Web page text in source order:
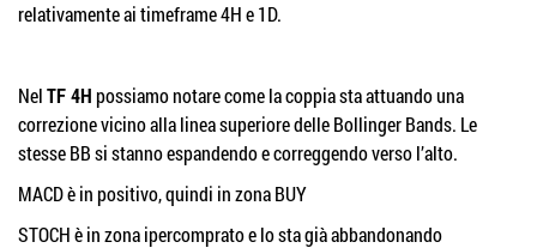
relativamente ai timeframe 4H e 1D.
NelTF 4Hpossiamo notare come la coppia sta attuando una
correzione vicino alla linea superiore delle Bollinger Bands. Le
stesse BB si stanno espandendo e correggendo verso l’alto.
MACD è in positivo, quindi in zona BUY
STOCH è in zona ipercomprato e lo sta già abbandonando